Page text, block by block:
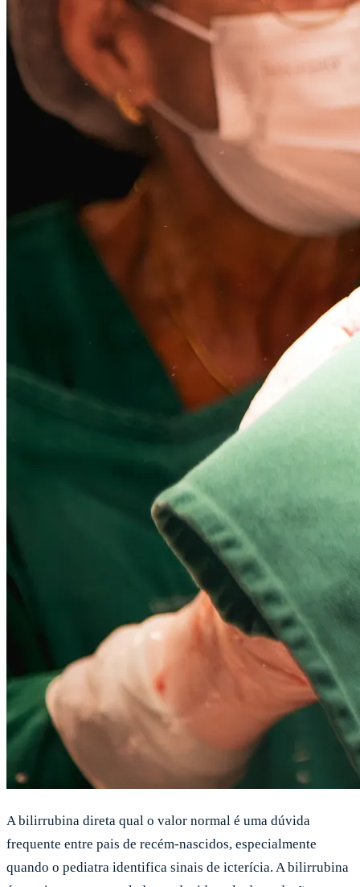
A bilirrubina direta qual o valor normal é uma dúvida
frequente entre pais de recém-nascidos, especialmente
quando o pediatra identifica sinais de icterícia. A bilirrubina